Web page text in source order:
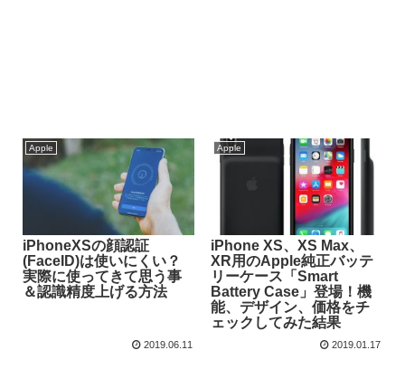
Apple
iPhoneXSの顔認証
(FaceID)は使いにくい？
実際に使ってきて思う事
＆認識精度上げる方法
2019.06.11
Apple
iPhone XS、XS Max、
XR用のApple純正バッテ
リーケース「Smart
Battery Case」登場！機
能、デザイン、価格をチ
ェックしてみた結果
2019.01.17